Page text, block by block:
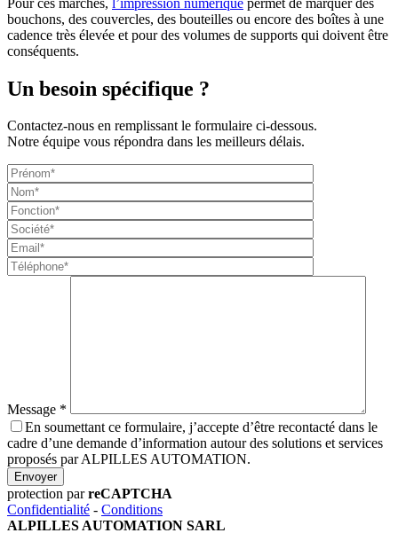
bouchons, des couvercles, des bouteilles ou encore des boîtes à une
cadence très élevée et pour des volumes de supports qui doivent être
conséquents.
Un besoin spécifique ?
Contactez-nous en remplissant le formulaire ci-dessous.
Notre équipe vous répondra dans les meilleurs délais.
Message *
En soumettant ce formulaire, j’accepte d’être recontacté dans le
cadre d’une demande d’information autour des solutions et services
proposés par ALPILLES AUTOMATION.
Envoyer
protection parreCAPTCHA
Confidentialité - Conditions
ALPILLES AUTOMATION SARL